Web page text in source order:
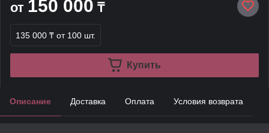
от 150 000 ₸
135 000 ₸ от 100 шт.
Купить
Описание Доставка Оплата Условия возврата